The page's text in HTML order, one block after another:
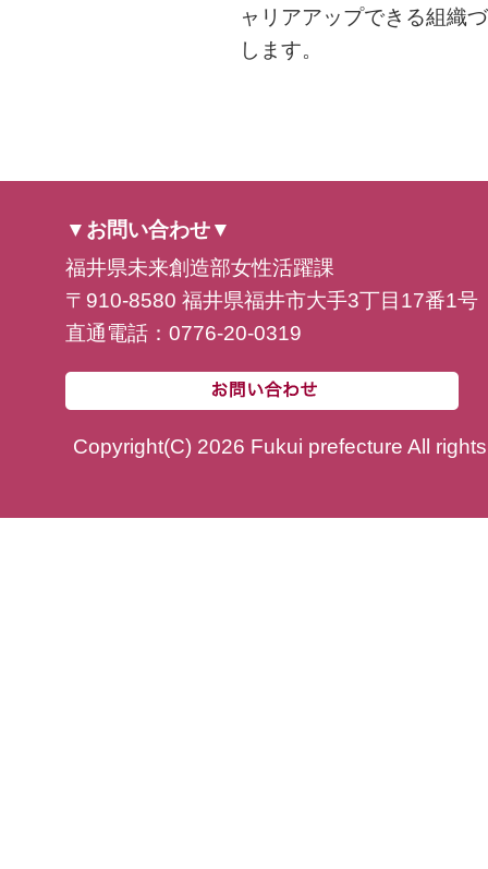
ャリアアップできる組織
します。
▼お問い合わせ▼
福井県未来創造部女性活躍課
〒910-8580 福井県福井市大手3丁目17番1号
直通電話：0776-20-0319
Copyright(C) 2026 Fukui prefecture All